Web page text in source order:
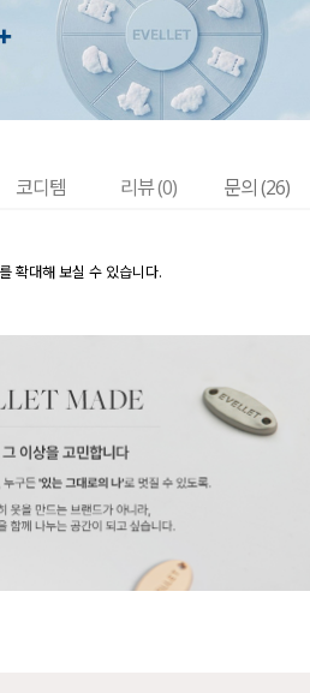
코디템 리뷰 (0) 문의 (26)
확대해 보실 수 있습니다.